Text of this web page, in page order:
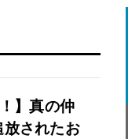
】真の仲
放されたお